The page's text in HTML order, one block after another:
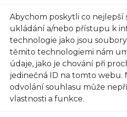
Abychom poskytli co nejlepší
ukládání a/nebo přístupu k
technologie jako jsou soubory
těmito technologiemi nám
údaje, jako je chování při
jedinečná ID na tomto webu.
odvolání souhlasu může
vlastnosti a funkce.
Doufáme, že vám tento
pomůže udělat správné
vchodových bezpečnostních
domu. Doufáme, že tento
užitečné informace o
bezpečnostních dveřích do
Bezpečnost je prioritou a